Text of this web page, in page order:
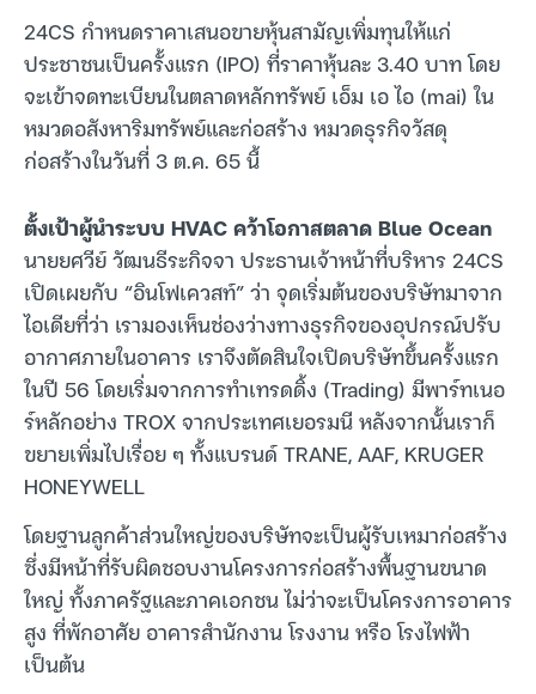
24CS กำหนดราคาเสนอขายหุ้นสามัญเพิ่มทุนให้แก่
ประชาชนเป็นครั้งแรก (IPO) ที่ราคาหุ้นละ 3.40 บาท โดย
จะเข้าจดทะเบียนในตลาดหลักทรัพย์ เอ็ม เอ ไอ (mai) ใน
หมวดอสังหาริมทรัพย์และก่อสร้าง หมวดธุรกิจวัสดุ
ก่อสร้างในวันที่ 3 ต.ค. 65 นี้
ตั้งเป้าผู้นำระบบ HVAC คว้าโอกาสตลาด Blue Ocean
นายยศวีย์ วัฒนธีระกิจจา ประธานเจ้าหน้าที่บริหาร 24CS
เปิดเผยกับ “อินโฟเควสท์” ว่า จุดเริ่มต้นของบริษัทมาจาก
ไอเดียที่ว่า เรามองเห็นช่องว่างทางธุรกิจของอุปกรณ์ปรับ
อากาศภายในอาคาร เราจึงตัดสินใจเปิดบริษัทขึ้นครั้งแรก
ในปี 56 โดยเริ่มจากการทำเทรดดิ้ง (Trading) มีพาร์ทเนอ
ร์หลักอย่าง TROX จากประเทศเยอรมนี หลังจากนั้นเราก็
ขยายเพิ่มไปเรื่อย ๆ ทั้งแบรนด์ TRANE, AAF, KRUGER
HONEYWELL
โดยฐานลูกค้าส่วนใหญ่ของบริษัทจะเป็นผู้รับเหมาก่อสร้าง
ซึ่งมีหน้าที่รับผิดชอบงานโครงการก่อสร้างพื้นฐานขนาด
ใหญ่ ทั้งภาครัฐและภาคเอกชน ไม่ว่าจะเป็นโครงการอาคาร
สูง ที่พักอาศัย อาคารสำนักงาน โรงงาน หรือ โรงไฟฟ้า
เป็นต้น